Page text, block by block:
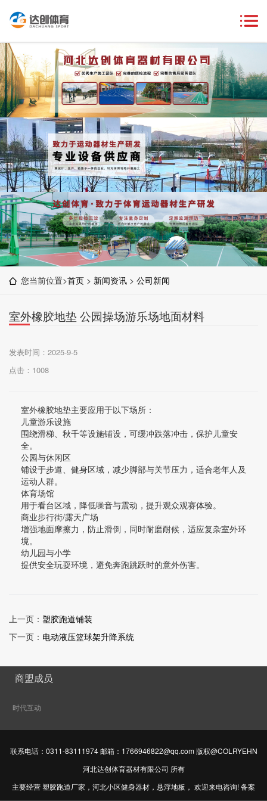
您当前位置>首页 > 新闻资讯 > 公司新闻
室外橡胶地垫 公园操场游乐场地面材料
发表时间：2025-9-5
点击：1008
室外橡胶地垫主要应用于以下场所：
儿童游乐设施
围绕滑梯、秋千等设施铺设，可缓冲跌落冲击，保护儿童安
全。 ‌
公园与休闲区
铺设于步道、健身区域，减少脚部与关节压力，适合老年人及
运动人群。 ‌
体育场馆
用于看台区域，降低噪音与震动，提升观众观赛体验。 ‌
商业步行街/露天广场
增强地面摩擦力，防止滑倒，同时耐磨耐候，适应复杂室外环
境。 ‌
幼儿园与小学
提供安全玩耍环境，避免奔跑跳跃时的意外伤害。 ‌
上一页： 塑胶跑道铺装
下一页： 电动液压篮球架升降系统
商盟成员
时代互动
联系电话：0311-83111974 邮箱：1766946822@qq.com 版权@COLRYEHN
河北达创体育器材有限公司 所有
主要经营塑胶跑道厂家 ， 河北小区健身器材 ， 悬浮地板 ， 欢迎来电咨询! 备案